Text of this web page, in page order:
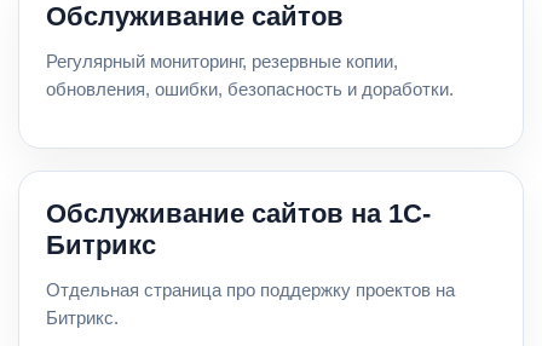
Обслуживание сайтов
Регулярный мониторинг, резервные копии,
обновления, ошибки, безопасность и доработки.
Обслуживание сайтов на 1С-
Битрикс
Отдельная страница про поддержку проектов на
Битрикс.